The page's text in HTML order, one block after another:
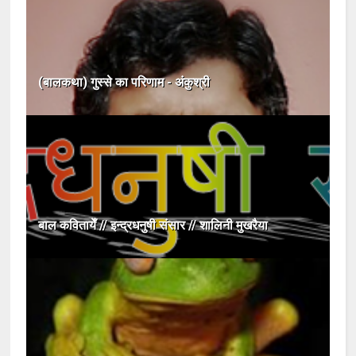
(बालकथा) गुस्‍से का परिणाम - अंकुश्री
बाल कवितायेँ // इन्द्रधनुषी संसार // शालिनी मुखरैया